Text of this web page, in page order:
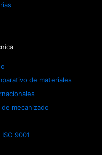
de materiales
mecanizado
9001